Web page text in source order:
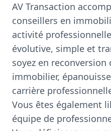
AV Transaction
conseillers en
activité
évolutive, simple et
soyez en
immobilier,
carrière
Vous êtes également
équipe de